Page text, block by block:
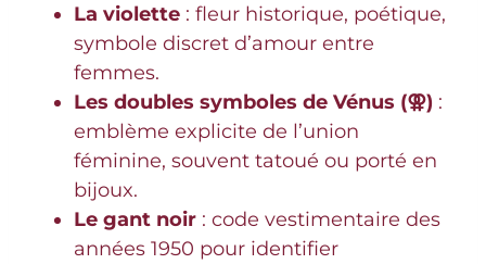
La violette : fleur historique, poétique,
symbole discret d’amour entre
femmes.
Les doubles symboles de Vénus (⚢) :
emblème explicite de l’union
féminine, souvent tatoué ou porté en
bijoux.
Le gant noir : code vestimentaire des
années 1950 pour identifier